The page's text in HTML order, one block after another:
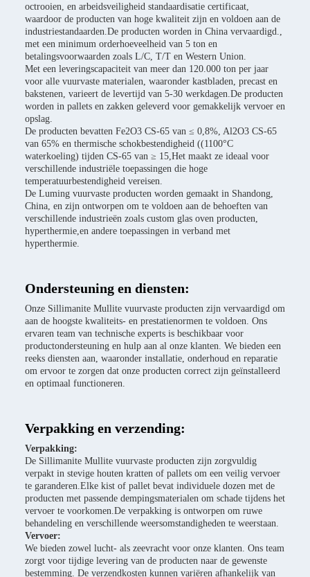
octrooien, en arbeidsveiligheid standaardisatie certificaat,
waardoor de producten van hoge kwaliteit zijn en voldoen aan de
industriestandaarden.De producten worden in China vervaardigd.,
met een minimum orderhoeveelheid van 5 ton en
betalingsvoorwaarden zoals L/C, T/T en Western Union.
Met een leveringscapaciteit van meer dan 120.000 ton per jaar
voor alle vuurvaste materialen, waaronder kastbladen, precast en
bakstenen, varieert de levertijd van 5-30 werkdagen.De producten
worden in pallets en zakken geleverd voor gemakkelijk vervoer en
opslag.
De producten bevatten Fe2O3 CS-65 van ≤ 0,8%, Al2O3 CS-65
van 65% en thermische schokbestendigheid ((1100°C
waterkoeling) tijden CS-65 van ≥ 15,Het maakt ze ideaal voor
verschillende industriële toepassingen die hoge
temperatuurbestendigheid vereisen.
De Luming vuurvaste producten worden gemaakt in Shandong,
China, en zijn ontworpen om te voldoen aan de behoeften van
verschillende industrieën zoals custom glas oven producten,
hyperthermie,en andere toepassingen in verband met
hyperthermie.
Ondersteuning en diensten:
Onze Sillimanite Mullite vuurvaste producten zijn vervaardigd om
aan de hoogste kwaliteits- en prestatienormen te voldoen. Ons
ervaren team van technische experts is beschikbaar voor
productondersteuning en hulp aan al onze klanten. We bieden een
reeks diensten aan, waaronder installatie, onderhoud en reparatie
om ervoor te zorgen dat onze producten correct zijn geïnstalleerd
en optimaal functioneren.
Verpakking en verzending:
Verpakking:
De Sillimanite Mullite vuurvaste producten zijn zorgvuldig
verpakt in stevige houten kratten of pallets om een veilig vervoer
te garanderen.Elke kist of pallet bevat individuele dozen met de
producten met passende dempingsmaterialen om schade tijdens het
vervoer te voorkomen.De verpakking is ontworpen om ruwe
behandeling en verschillende weersomstandigheden te weerstaan.
Vervoer:
We bieden zowel lucht- als zeevracht voor onze klanten. Ons team
zorgt voor tijdige levering van de producten naar de gewenste
bestemming. De verzendkosten kunnen variëren afhankelijk van